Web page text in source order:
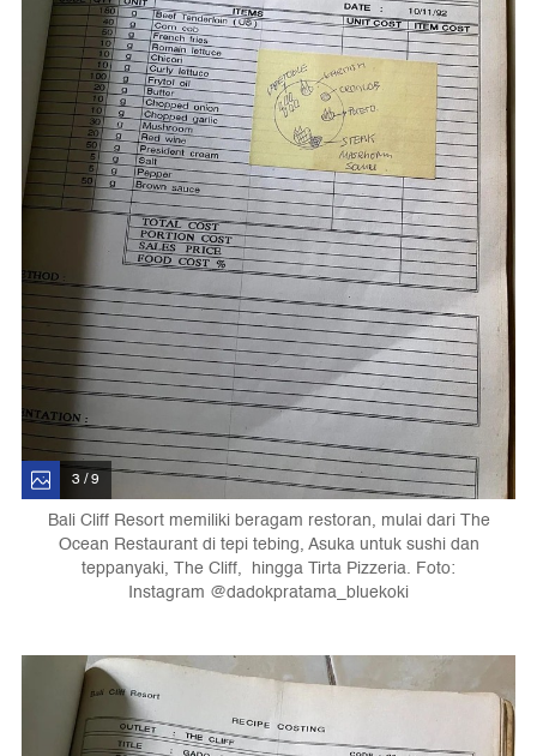
3 / 9
Bali Cliff Resort memiliki beragam restoran, mulai dari The
Ocean Restaurant di tepi tebing, Asuka untuk sushi dan
teppanyaki, The Cliff, hingga Tirta Pizzeria. Foto:
Instagram @dadokpratama_bluekoki